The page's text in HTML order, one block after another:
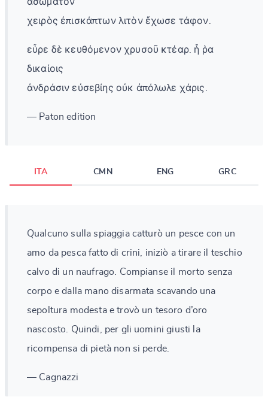
χειρὸς ἐπισκάπτων λιτὸν ἔχωσε τάφον.
εὗρε δὲ κευθόμενον χρυσοῦ κτέαρ. ἦ ῥα
δικαίοις
ἀνδράσιν εὐσεβίης οὐκ ἀπόλωλε χάρις.
— Paton edition
ITA CMN ENG GRC
Qualcuno sulla spiaggia catturò un pesce con un
amo da pesca fatto di crini, iniziò a tirare il teschio
calvo di un naufrago. Compianse il morto senza
corpo e dalla mano disarmata scavando una
sepoltura modesta e trovò un tesoro d’oro
nascosto. Quindi, per gli uomini giusti la
ricompensa di pietà non si perde.
— Cagnazzi